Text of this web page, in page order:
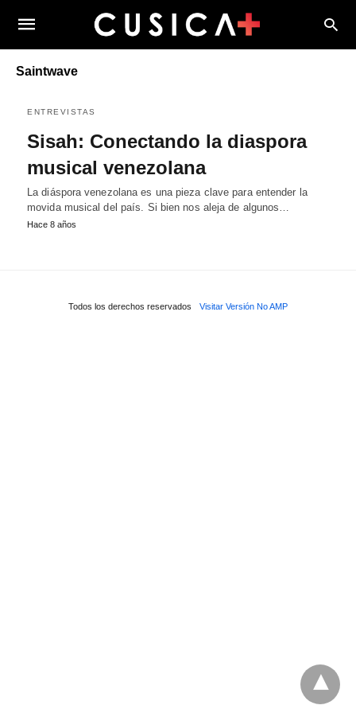
Saintwave
ENTREVISTAS
Sisah: Conectando la diaspora
musical venezolana
La diáspora venezolana es una pieza clave para entender la
movida musical del país. Si bien nos aleja de algunos…
Hace 8 años
Todos los derechos reservados Visitar Versión No AMP